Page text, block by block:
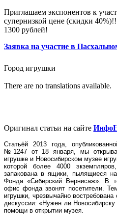
Приглашаем экспонентов к
супернизкой цене (скидки
1300 рублей!
Заявка на участие в
Город игрушки
There are no translations available.
Оригинал статьи на сайте
Статьёй 2013 года,
№1247 от 18 января, мы
игрушке и Новосибирском музее
которой более 4000
запакована в ящики, пылящиеся
Фонда «Сибирский Вернисаж». В
офис фонда звонят посетители.
игрушки, чрезвычайно
дискуссии: «Нужен ли
помощи в открытии музея.